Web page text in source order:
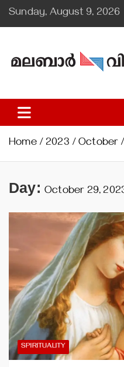
Skip
to
Sunday, August 9, 2026
Malabar
Illuminating Diocesan News
Home 2023 October
Day: October 29,
SPIRITUALITY